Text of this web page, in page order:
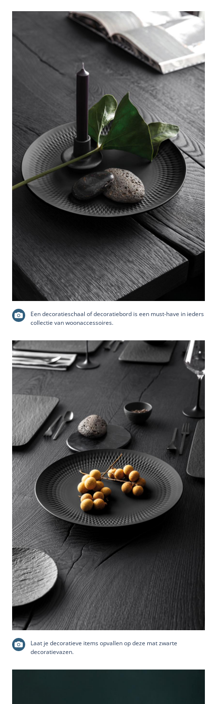
Een decoratieschaal of decoratiebord is een must-have in ieders
collectie van woonaccessoires.
Laat je decoratieve items opvallen op deze mat zwarte
decoratievazen.